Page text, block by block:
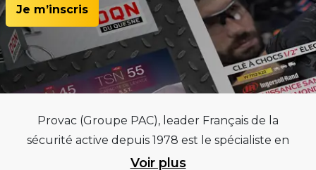
Je m’inscris
Provac (Groupe PAC), leader Français de la
sécurité active depuis 1978 est le spécialiste en
équipements pour garages et centres
Voir plus